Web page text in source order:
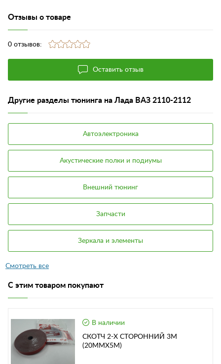
Отзывы о товаре
0 отзывов:
Оставить отзыв
Другие разделы тюнинга на Лада ВАЗ 2110-2112
Автоэлектроника
Акустические полки и подиумы
Внешний тюнинг
Запчасти
Зеркала и элементы
С этим товаром покупают
В наличии
СКОТЧ 2-Х СТОРОННИЙ 3М
(20ММХ5М)